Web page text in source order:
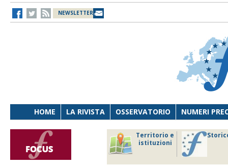
NEWSLETTER
HOME LA RIVISTA OSSERVATORIO NUMERI
Territorio e
istituzioni